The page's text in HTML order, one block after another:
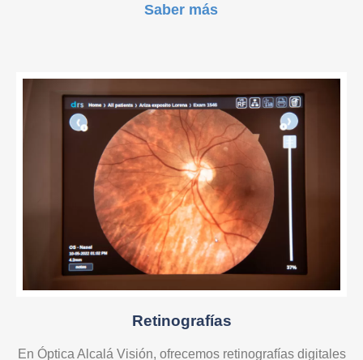
Saber más
Retinografías
En Óptica Alcalá Visión, ofrecemos retinografías digitales